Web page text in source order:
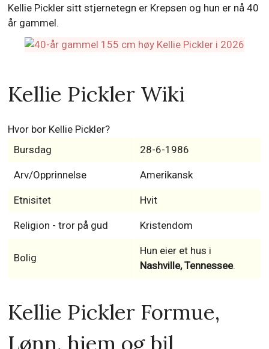
Kellie Pickler sitt stjernetegn er Krepsen og hun er nå 40
år gammel.
Kellie Pickler Wiki
Hvor bor Kellie Pickler?
Bursdag
28-6-1986
Arv/Opprinnelse Amerikansk
Etnisitet Hvit
Religion - tror på gud Kristendom
Bolig
Hun eier et hus i
Nashville, Tennessee.
Kellie Pickler Formue,
Lønn, hjem og bil